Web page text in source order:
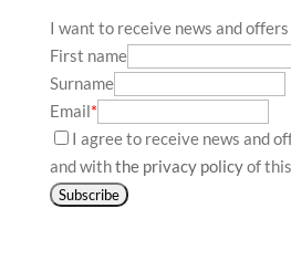
I want to receive news and
First name
Surname
Email*
I agree to receive news and
and withthe privacy policyof
Subscribe